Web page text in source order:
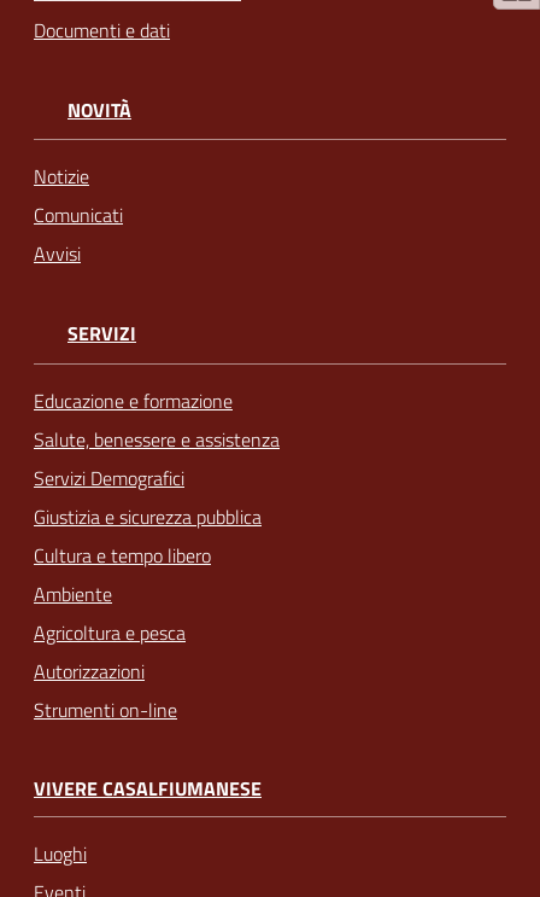
Documenti e dati
NOVITÀ
Notizie
Comunicati
Avvisi
SERVIZI
Educazione e formazione
Salute, benessere e assistenza
Servizi Demografici
Giustizia e sicurezza pubblica
Cultura e tempo libero
Ambiente
Agricoltura e pesca
Autorizzazioni
Strumenti on-line
VIVERE CASALFIUMANESE
Luoghi